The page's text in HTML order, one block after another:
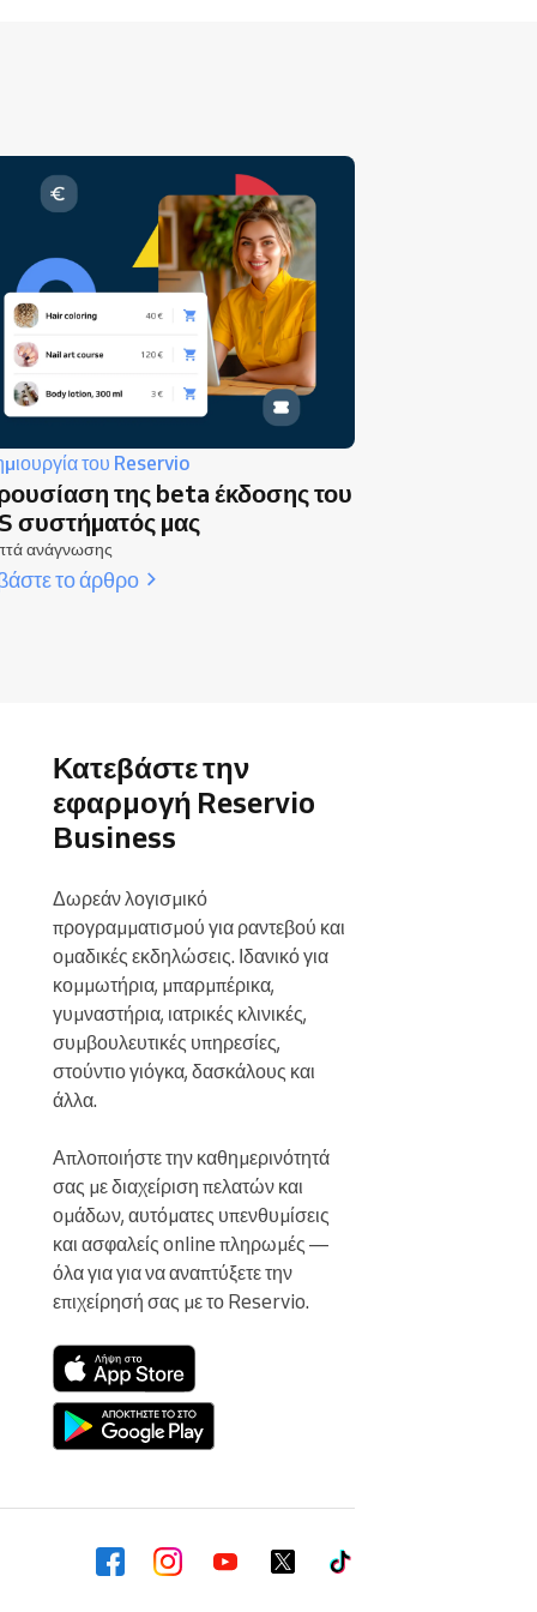
του Reservio
της beta έκδοσης του
συστήματός μας
ανάγνωσης
το άρθρο
Κατεβάστε την
εφαρμογή Reservio
Business
Δωρεάν λογισμικό
προγραμματισμού για ραντεβού και
ομαδικές εκδηλώσεις. Ιδανικό για
κομμωτήρια, μπαρμπέρικα,
γυμναστήρια, ιατρικές κλινικές,
συμβουλευτικές υπηρεσίες,
στούντιο γιόγκα, δασκάλους και
άλλα.
Απλοποιήστε την καθημερινότητά
σας με διαχείριση πελατών και
ομάδων, αυτόματες υπενθυμίσεις
και ασφαλείς online πληρωμές —
όλα για για να αναπτύξετε την
επιχείρησή σας με το Reservio.